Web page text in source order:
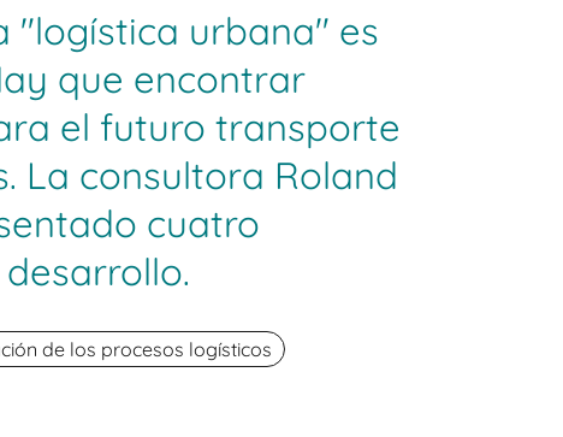
"logística urbana" es
que encontrar
el futuro transporte
La consultora Roland
cuatro
de los procesos logísticos